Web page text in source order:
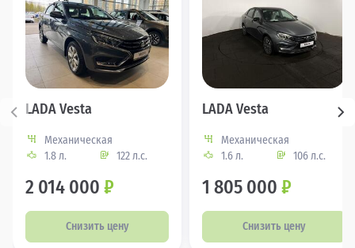
LADA Vesta
Механическая
1.8 л.
122 л.с.
2 014 000 ₽
Снизить цену
LADA Vesta
Механическая
1.6 л.
106 л.с.
1 805 000 ₽
Снизить цену